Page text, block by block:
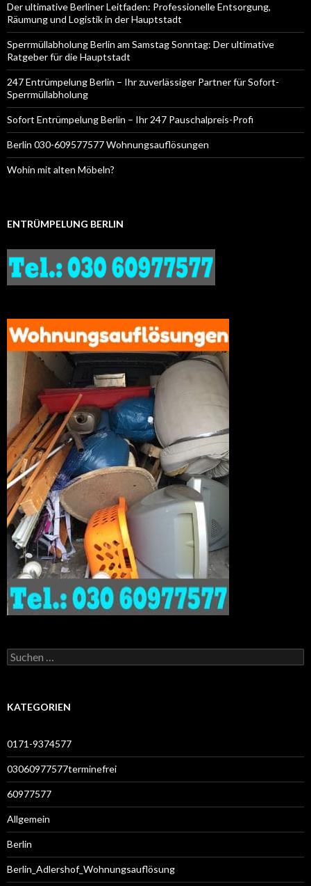
Der ultimative Berliner Leitfaden: Professionelle Entsorgung,
Räumung und Logistik in der Hauptstadt
Sperrmüllabholung Berlin am Samstag Sonntag: Der ultimative
Ratgeber für die Hauptstadt
247 Entrümpelung Berlin – Ihr zuverlässiger Partner für Sofort-
Sperrmüllabholung
Sofort Entrümpelung Berlin – Ihr 247 Pauschalpreis-Profi
Berlin 030-609577577 Wohnungsauflösungen
Wohin mit alten Möbeln?
ENTRÜMPELUNG BERLIN
Suchen
nach:
KATEGORIEN
0171-9374577
03060977577terminefrei
60977577
Allgemein
Berlin
Berlin_Adlershof_Wohnungsauflösung